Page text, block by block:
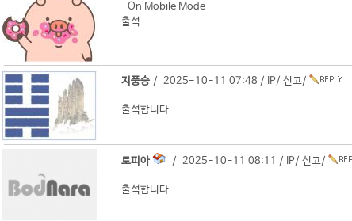
-On Mobile Mode -
출석
지풍승 / 2025-10-11 07:48 / IP/ 신고/
출석합니다.
토피아 / 2025-10-11 08:11 / IP/ 신고/
출석합니다.